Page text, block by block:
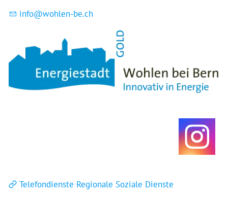
nf w hl n-b ch
Telefondienste Regionale Soziale Dienste